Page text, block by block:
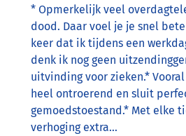
* Opmerkelijk veel
dood. Daar voel je je snel
keer dat ik tijdens een
denk ik nog geen
uitvinding voor zieken.*
heel ontroerend en sluit
gemoedstoestand.* Met elke
verhoging extra…